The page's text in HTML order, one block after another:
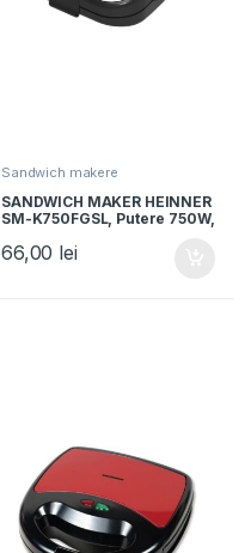
Sandwich makere
SANDWICH MAKER HEINNER
SM-K750FGSL, Putere 750W,
Placi antiadezive fixe tip
grill, Silver
66,00 lei